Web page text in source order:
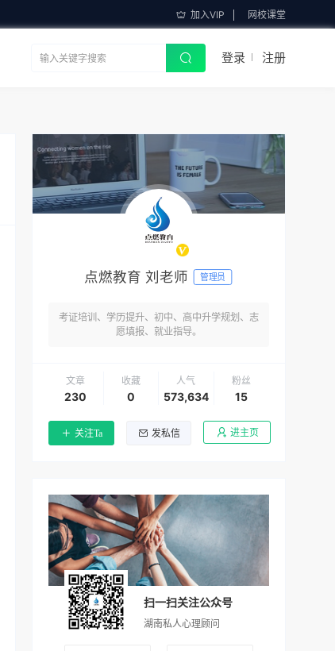
加入VIP 网校课堂
登录 注册
点燃教育 刘老师 管理员
考证培训、学历提升、初中、高中升学规划、志
愿填报、就业指导。
文章
230
收藏
0
人气
573,634
粉丝
15
关注Ta 发私信 进主页
扫一扫关注公众号
湖南私人心理顾问